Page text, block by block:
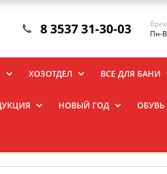
8 3537 31-30-03
Пн-
ХОЗОТДЕЛ ВСЕ ДЛЯ БАНИ
НОВЫЙ ГОД ОБУВЬ